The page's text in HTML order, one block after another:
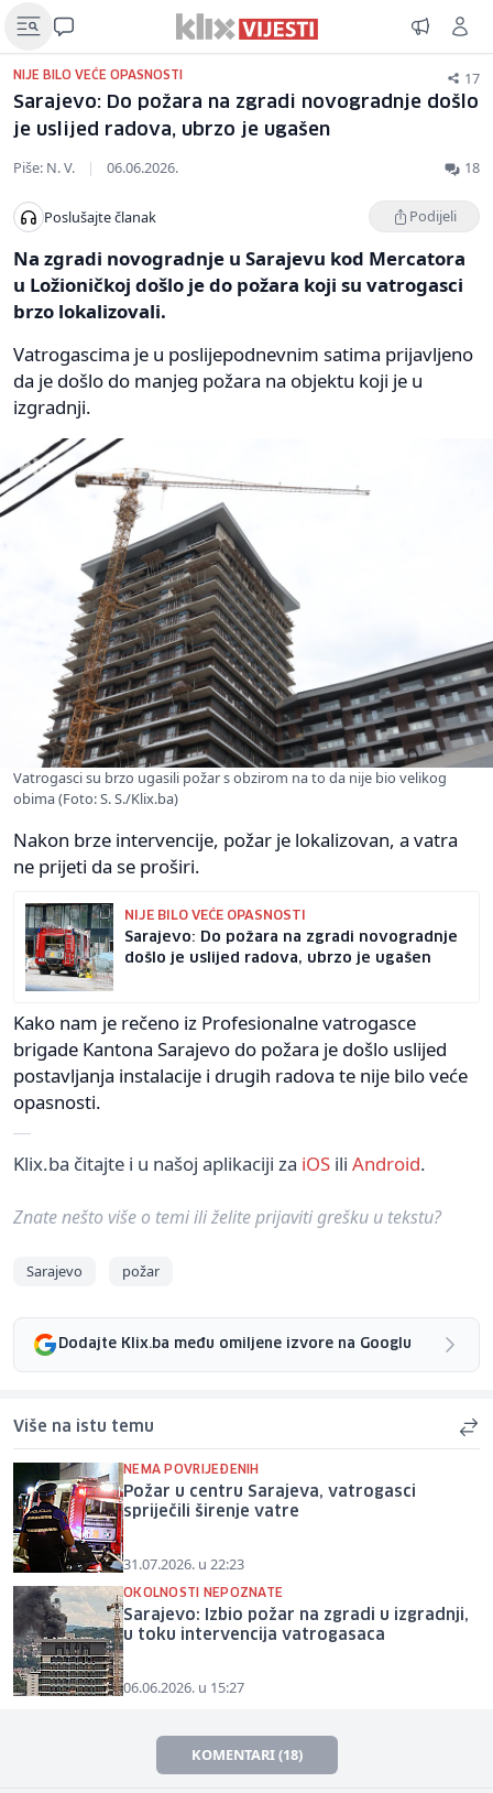
NIJE BILO VEĆE OPASNOSTI 17
Sarajevo: Do požara na zgradi novogradnje došlo
je uslijed radova, ubrzo je ugašen
Piše: N. V. | 06.06.2026. 18
Poslušajte članak Podijeli
Na zgradi novogradnje u Sarajevu kod Mercatora
u Ložioničkoj došlo je do požara koji su vatrogasci
brzo lokalizovali.
Vatrogascima je u poslijepodnevnim satima prijavljeno
da je došlo do manjeg požara na objektu koji je u
izgradnji.
Vatrogasci su brzo ugasili požar s obzirom na to da nije bio velikog
obima (Foto: S. S./Klix.ba)
Nakon brze intervencije, požar je lokalizovan, a vatra
ne prijeti da se proširi.
NIJE BILO VEĆE OPASNOSTI
Sarajevo: Do požara na zgradi novogradnje
došlo je uslijed radova, ubrzo je ugašen
Kako nam je rečeno iz Profesionalne vatrogasce
brigade Kantona Sarajevo do požara je došlo uslijed
postavljanja instalacije i drugih radova te nije bilo veće
opasnosti.
Klix.ba čitajte i u našoj aplikaciji za iOS ili Android.
Znate nešto više o temi ili želite prijaviti grešku u tekstu?
Sarajevo požar
Dodajte Klix.ba među omiljene izvore na Googlu
Više na istu temu
NEMA POVRIJEĐENIH
Požar u centru Sarajeva, vatrogasci
spriječili širenje vatre
31.07.2026. u 22:23
OKOLNOSTI NEPOZNATE
Sarajevo: Izbio požar na zgradi u izgradnji,
u toku intervencija vatrogasaca
06.06.2026. u 15:27
KOMENTARI (18)